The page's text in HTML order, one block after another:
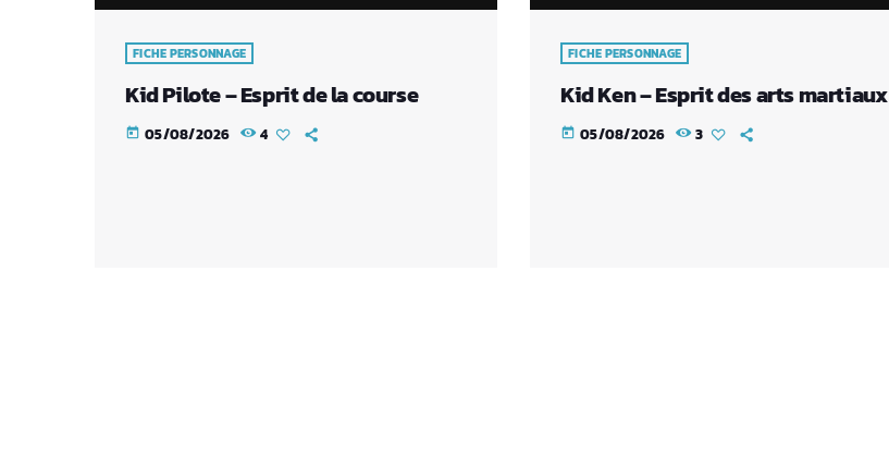
FICHE PERSONNAGE
Kid Pilote – Esprit de la course
today 05/08/2026 4
FICHE PERSONNAGE
Kid Ken – Esprit des arts martiaux
today 05/08/2026 3